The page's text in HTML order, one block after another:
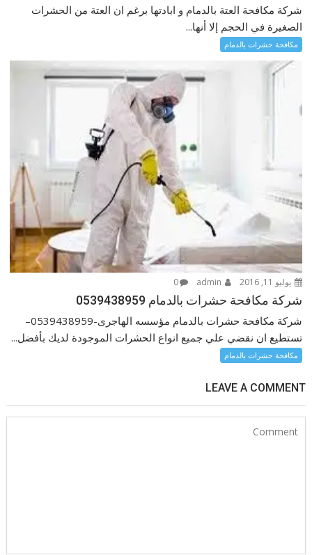
شركة مكافحة العتة بالدمام و ابادتها برغم ان العتة من الحشرات
الصغيرة في الحجم إلا أنها...
مكافحة حشرات بالدمام
يوليو 11, 2016 0
شركة مكافحة حشرات بالدمام 0539438959
شركة مكافحة حشرات بالدمام مؤسسه الهاجرى-0539438959–
تستطيع ان نقضي علي جميع انواع الحشرات الموجودة لديك بأفضل...
مكافحة حشرات بالدمام
LEAVE A COMMENT